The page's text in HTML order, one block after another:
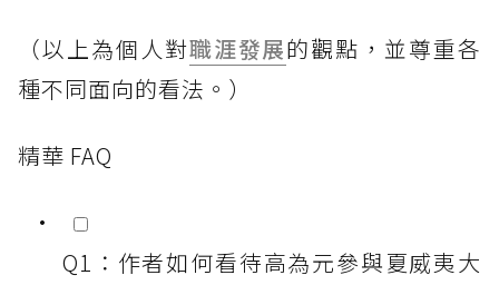
（以上為個人對職涯發展的觀點，並尊重各
種不同面向的看法。）
精華 FAQ
Q1：作者如何看待高為元參與夏威夷大